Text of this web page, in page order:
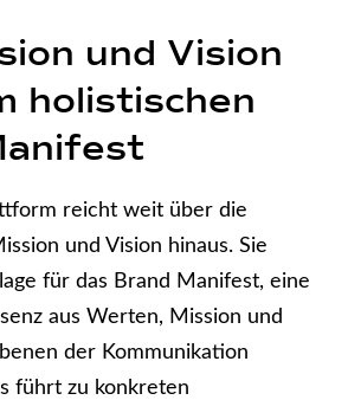
und Vision
holistischen
reicht weit über die
und Vision hinaus. Sie
für das Brand Manifest, eine
aus Werten, Mission und
der Kommunikation
führt zu konkreten